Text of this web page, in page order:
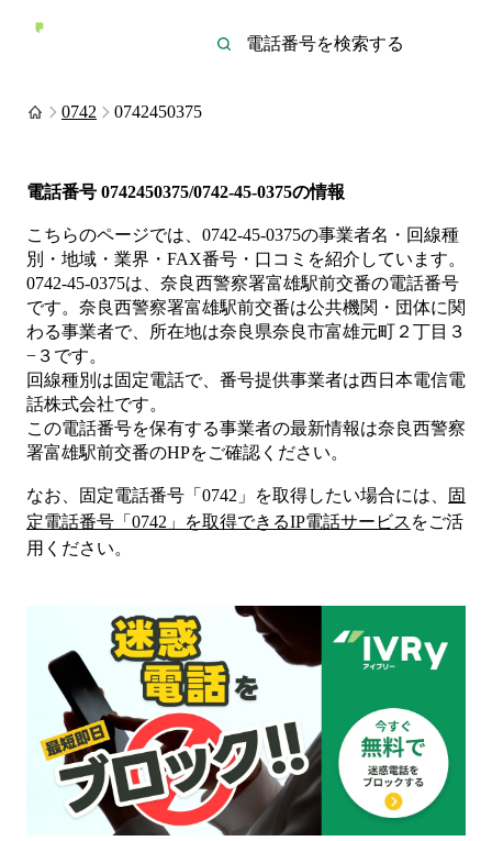
0742 0742450375
電話番号 0742450375/0742-45-0375の情報
こちらのページでは、 0742-45-0375の事業者名・回線種
別・地域・業界・FAX番号・口コミを紹介しています。
0742-45-0375は、 奈良西警察署富雄駅前交番の電話番号
です。 奈良西警察署富雄駅前交番は公共機関・団体に関
わる事業者で、所在地は奈良県奈良市富雄元町２丁目３
−３ です。
回線種別は固定電話で、番号提供事業者は西日本電信電
話株式会社です。
この電話番号を保有する事業者の最新情報は奈良西警察
署富雄駅前交番のHPをご確認ください。
なお、固定電話番号「 0742 」を取得したい場合には、
固
定電話番号「 0742 」を取得できるIP電話サービス をご活
用ください。